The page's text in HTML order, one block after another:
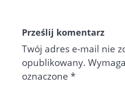
Prześlij komentarz
Twój adres e-mail nie
opublikowany.
oznaczone *